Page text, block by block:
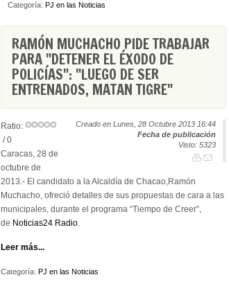
Categoría: PJ en las Noticias
RAMÓN MUCHACHO PIDE TRABAJAR
PARA "DETENER EL ÉXODO DE
POLICÍAS": "LUEGO DE SER
ENTRENADOS, MATAN TIGRE"
Creado en Lunes, 28 Octubre 2013 16:44
Fecha de publicación
Visto: 5323
Ratio:
/ 0
Caracas, 28 de
octubre de
2013.- El candidato a la Alcaldía de Chacao,Ramón
Muchacho, ofreció detalles de sus propuestas de cara a las
municipales, durante el programa “Tiempo de Creer”,
de Noticias24 Radio.
Leer más...
Categoría: PJ en las Noticias